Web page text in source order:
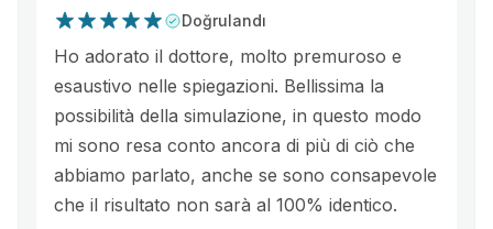
Doğrulandı
Ho adorato il dottore, molto premuroso e
esaustivo nelle spiegazioni. Bellissima la
possibilità della simulazione, in questo modo
mi sono resa conto ancora di più di ciò che
abbiamo parlato, anche se sono consapevole
che il risultato non sarà al 100% identico.